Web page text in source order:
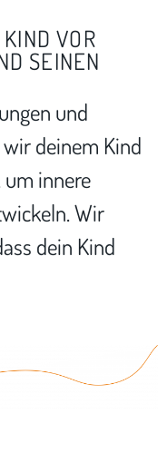
VOR
SEINEN
und
deinem Kind
um innere
Wir
dein Kind